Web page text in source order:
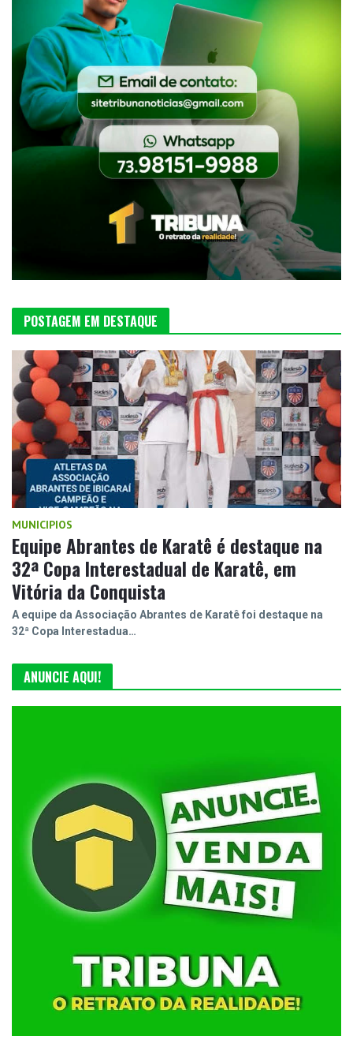
POSTAGEM EM DESTAQUE
MUNICIPIOS
Equipe Abrantes de Karatê é destaque na
32ª Copa Interestadual de Karatê, em
Vitória da Conquista
A equipe da Associação Abrantes de Karatê foi destaque na
32ª Copa Interestadua…
ANUNCIE AQUI!